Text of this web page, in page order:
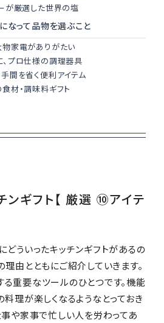
おくりもの
研究室
Instagram
が厳選した世界の塩
なって品物を選ぶこと
家電がありがたい
プロ仕様の調理器具
間を省く便利アイテム
材・調味料ギフト
ンギフト【 厳選 ⑩アイテ
どういったキッチンギフトがあるの
理由とともにご紹介していきます。
重要なツールのひとつです。機能
料理が楽しくなるようなとっておき
事や家事で忙しい人を労わってあ